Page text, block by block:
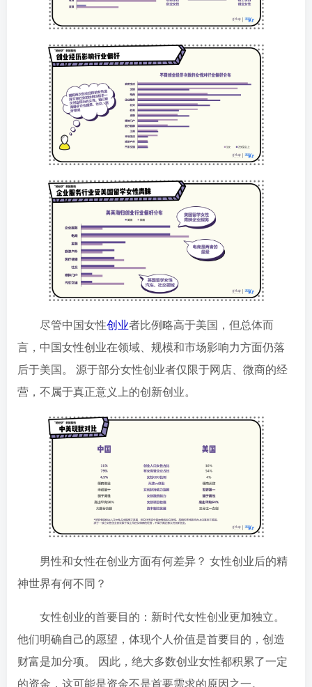
尽管中国女性创业者比例略高于美国，但总体而
言，中国女性创业在领域、规模和市场影响力方面仍落
后于美国。 源于部分女性创业者仅限于网店、微商的经
营，不属于真正意义上的创新创业。
男性和女性在创业方面有何差异？ 女性创业后的精
神世界有何不同？
女性创业的首要目的：新时代女性创业更加独立。
他们明确自己的愿望，体现个人价值是首要目的，创造
财富是加分项。 因此，绝大多数创业女性都积累了一定
的资金，这可能是资金不是首要需求的原因之一。